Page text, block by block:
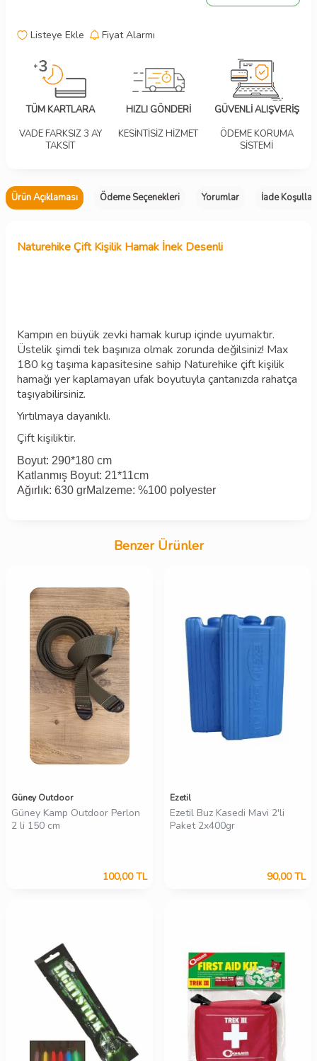
Listeye Ekle Fiyat Alarmı
TÜM KARTLARA
VADE FARKSIZ 3 AY
TAKSİT
HIZLI GÖNDERİ
KESİNTİSİZ HİZMET
GÜVENLİ ALIŞVERİŞ
ÖDEME KORUMA
SİSTEMİ
Ürün Açıklaması Ödeme Seçenekleri Yorumlar İade Koşulları
Naturehike Çift Kişilik Hamak İnek Desenli
Kampın en büyük zevki hamak kurup içinde uyumaktır.
Üstelik şimdi tek başınıza olmak zorunda değilsiniz! Max
180 kg taşıma kapasitesine sahip Naturehike çift kişilik
hamağı yer kaplamayan ufak boyutuyla çantanızda rahatça
taşıyabilirsiniz.
Yırtılmaya dayanıklı.
Çift kişiliktir.
Boyut: 290*180 cm
Katlanmış Boyut: 21*11cm
Ağırlık: 630 grMalzeme: %100 polyester
Benzer Ürünler
Güney Outdoor
Güney Kamp Outdoor Perlon
2 li 150 cm
100,00TL
Ezetil
Ezetil Buz Kasedi Mavi 2'li
Paket 2x400gr
90,00TL